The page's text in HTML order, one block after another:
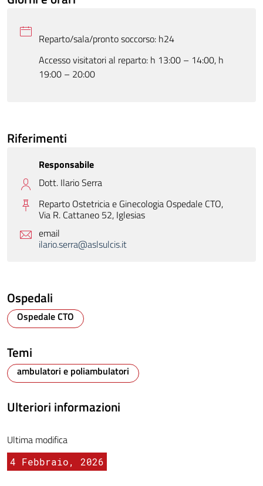
Reparto/sala/pronto soccorso: h24
Accesso visitatori al reparto: h 13:00 – 14:00, h
19:00 – 20:00
Riferimenti
Responsabile
Dott. Ilario Serra
Reparto Ostetricia e Ginecologia Ospedale CTO,
Via R. Cattaneo 52, Iglesias
email
ilario.serra@aslsulcis.it
Ospedali
Ospedale CTO
Temi
ambulatori e poliambulatori
Ulteriori informazioni
Ultima modifica
4 Febbraio, 2026